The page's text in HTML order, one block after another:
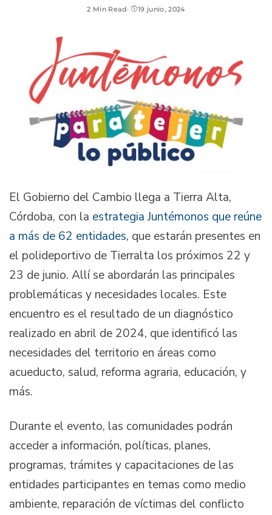
2 Min Read 19 junio, 2024
El Gobierno del Cambio llega a Tierra Alta,
Córdoba, con la estrategia Juntémonos que reúne
a más de 62 entidades, que estarán presentes en
el polideportivo de Tierralta los próximos 22 y
23 de junio. Allí se abordarán las principales
problemáticas y necesidades locales. Este
encuentro es el resultado de un diagnóstico
realizado en abril de 2024, que identificó las
necesidades del territorio en áreas como
acueducto, salud, reforma agraria, educación, y
más.
Durante el evento, las comunidades podrán
acceder a información, políticas, planes,
programas, trámites y capacitaciones de las
entidades participantes en temas como medio
ambiente, reparación de víctimas del conflicto